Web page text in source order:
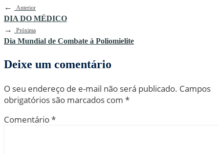
← Anterior
DIA DO MÉDICO
→ Próxima
Dia Mundial de Combate à Poliomielite
Deixe um comentário
O seu endereço de e-mail não será publicado. Campos
obrigatórios são marcados com *
Comentário*